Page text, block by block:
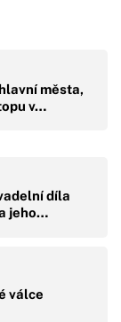
města,
v…
díla
jeho…
válce